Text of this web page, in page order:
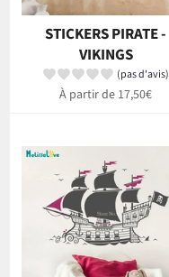
STICKERS PIRATE -
VIKINGS
(pas d'avis)
À partir de 17,50€